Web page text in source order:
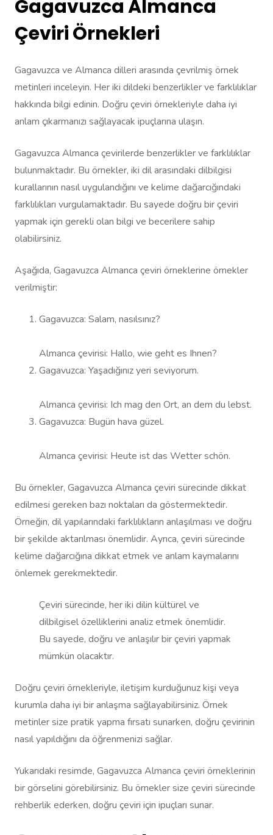
Gagavuzca Almanca
Çeviri Örnekleri
Gagavuzca ve Almanca dilleri arasında çevrilmiş örnek
metinleri inceleyin. Her iki dildeki benzerlikler ve farklılıklar
hakkında bilgi edinin. Doğru çeviri örnekleriyle daha iyi
anlam çıkarmanızı sağlayacak ipuçlarına ulaşın.
Gagavuzca Almanca çevirilerde benzerlikler ve farklılıklar
bulunmaktadır. Bu örnekler, iki dil arasındaki dilbilgisi
kurallarının nasıl uygulandığını ve kelime dağarcığındaki
farklılıkları vurgulamaktadır. Bu sayede doğru bir çeviri
yapmak için gerekli olan bilgi ve becerilere sahip
olabilirsiniz.
Aşağıda, Gagavuzca Almanca çeviri örneklerine örnekler
verilmiştir:
Gagavuzca: Salam, nasılsınız?
Almanca çevirisi: Hallo, wie geht es Ihnen?
Gagavuzca: Yaşadığınız yeri seviyorum.
Almanca çevirisi: Ich mag den Ort, an dem du lebst.
Gagavuzca: Bugün hava güzel.
Almanca çevirisi: Heute ist das Wetter schön.
Bu örnekler, Gagavuzca Almanca çeviri sürecinde dikkat
edilmesi gereken bazı noktaları da göstermektedir.
Örneğin, dil yapılarındaki farklılıkların anlaşılması ve doğru
bir şekilde aktarılması önemlidir. Ayrıca, çeviri sürecinde
kelime dağarcığına dikkat etmek ve anlam kaymalarını
önlemek gerekmektedir.
Çeviri sürecinde, her iki dilin kültürel ve
dilbilgisel özelliklerini analiz etmek önemlidir.
Bu sayede, doğru ve anlaşılır bir çeviri yapmak
mümkün olacaktır.
Doğru çeviri örnekleriyle, iletişim kurduğunuz kişi veya
kurumla daha iyi bir anlaşma sağlayabilirsiniz. Örnek
metinler size pratik yapma fırsatı sunarken, doğru çevirinin
nasıl yapıldığını da öğrenmenizi sağlar.
Yukarıdaki resimde, Gagavuzca Almanca çeviri örneklerinin
bir görselini görebilirsiniz. Bu örnekler size çeviri sürecinde
rehberlik ederken, doğru çeviri için ipuçları sunar.